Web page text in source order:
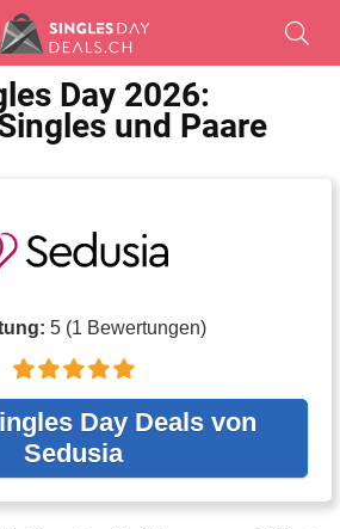
Day 2026:
und Paare
5 (1 Bewertungen)
Day Deals von
Sedusia